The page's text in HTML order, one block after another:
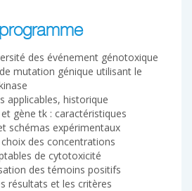
des événement génotoxique
mutation génique utilisant le
applicables, historique
gène tk : caractéristiques
schémas expérimentaux
des concentrations
de cytotoxicité
des témoins positifs
résultats et les critères